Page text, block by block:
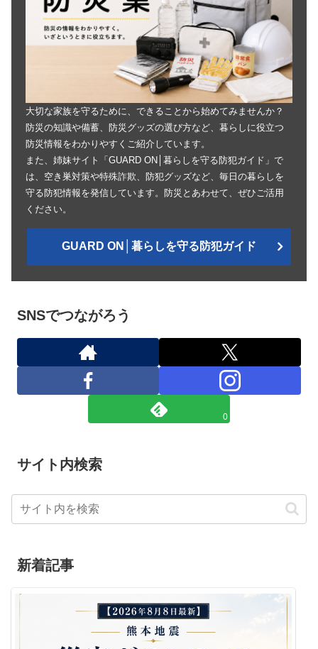
大切な家族を守るために、できることから始めてみませんか？
防災の知識や備蓄、防災グッズの選び方など、暮らしに役立つ
防災情報をわかりやすくご紹介しています。
また、姉妹サイト「GUARD ON│暮らしを守る防犯ガイド」で
は、空き巣対策や特殊詐欺、防犯グッズなど、毎日の暮らしを
守る防犯情報を発信しています。防災とあわせて、ぜひご活用
ください。
GUARD ON│暮らしを守る防犯ガイド
SNSでつながろう
0
サイト内検索
新着記事